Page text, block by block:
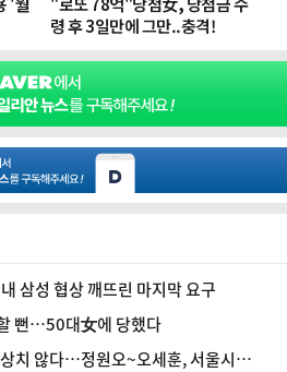
삼성 협상 깨뜨린 마지막 요구
뻔…50대女에 당했다
치 않다…정원오~오세훈, 서울시장